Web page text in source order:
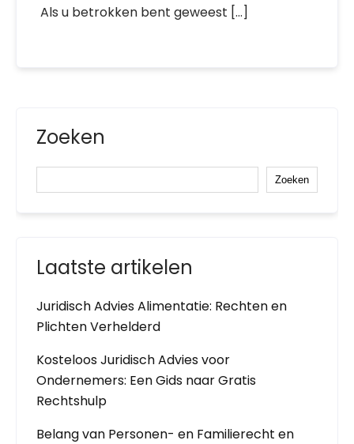
Als u betrokken bent geweest […]
Zoeken
Zoeken
Laatste artikelen
Juridisch Advies Alimentatie: Rechten en
Plichten Verhelderd
Kosteloos Juridisch Advies voor
Ondernemers: Een Gids naar Gratis
Rechtshulp
Belang van Personen- en Familierecht en